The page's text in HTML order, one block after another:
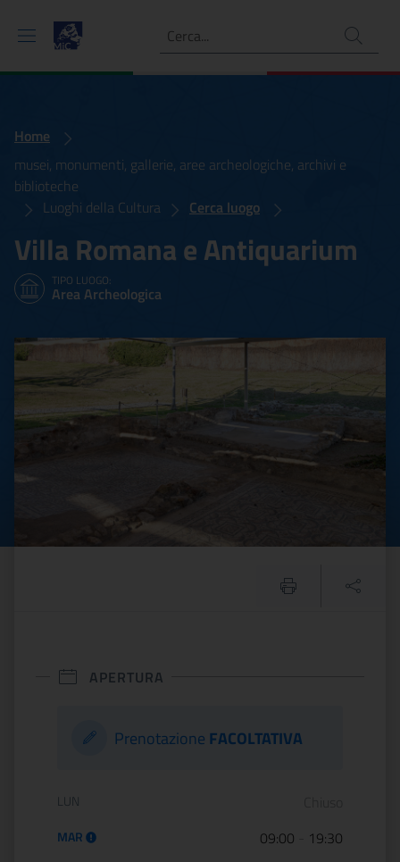
Ricerca
Home
musei, monumenti, gallerie, aree archeologiche, archivi e
biblioteche
Luoghi della Cultura
Cerca luogo
Villa Romana e Antiquarium
TIPO LUOGO:
Area Archeologica
Villa Romana e
APERTURA
Prenotazione FACOLTATIVA
Orario di apertura:
LUN
MAR 09:00 19:30